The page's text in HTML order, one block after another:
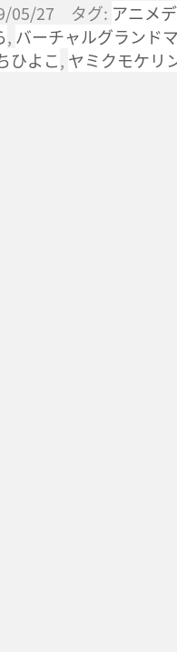
05/27 タグ: アニメ
, バーチャルグランド
ひよこ, ヤミクモケリ